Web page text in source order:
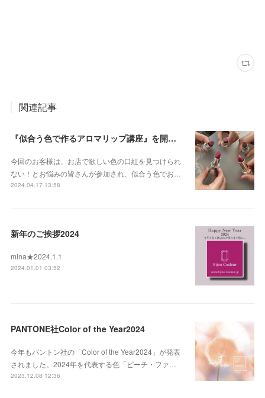
関連記事
『似合う色で作るアロマリップ講座』を開催しました2024.4
今回のお客様は、お店で欲しい色の口紅を見つけられ
ない！とお悩みの皆さんが参加され、似合う色でお…
2024.04.17 13:58
新年のご挨拶2024
mina★2024.1.1
2024.01.01 03:52
PANTONE社Color of the Year2024
今年もパントン社の「Color of the Year2024」が発表
されました。2024年を代表する色「ピーチ・ファ…
2023.12.08 12:36